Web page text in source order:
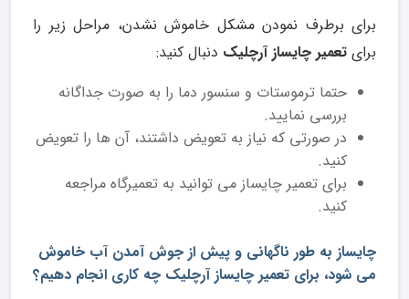
برای برطرف نمودن مشکل خاموش نشدن، مراحل زیر را
برای تعمیر چایساز آرچلیک دنبال کنید:
حتما ترموستات و سنسور دما را به صورت جداگانه
بررسی نمایید.
در صورتی که نیاز به تعویض داشتند، آن ها را تعویض
کنید.
برای تعمیر چایساز می توانید به تعمیرگاه مراجعه
کنید.
چایساز به طور ناگهانی و پیش از جوش آمدن آب خاموش
می شود، برای تعمیر چایساز آرچلیک چه کاری انجام دهیم؟